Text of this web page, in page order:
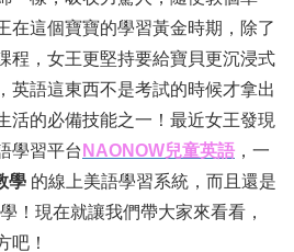
在這個寶寶的學習黃金時期，除了
程，女王更堅持要給寶貝更沉浸式
英語這東西不是考試的時候才拿出
活的必備技能之一！最近女王發現
學習平台 NAONOW兒童英語 ，一
學 的線上美語學習系統，而且還是
！現在就讓我們帶大家來看看，
吧！